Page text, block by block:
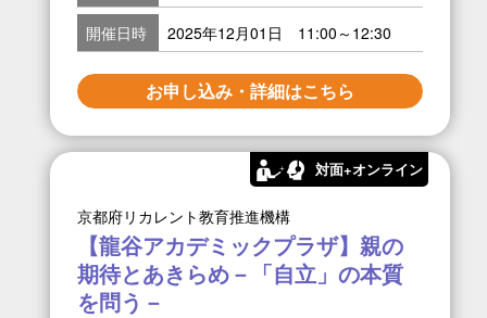
開催日時 2025年12月01日 11:00～12:30
お申し込み・詳細はこちら
対面+オンライン
京都府リカレント教育推進機構
【龍谷アカデミックプラザ】親の
期待とあきらめ－「自立」の本質
を問う－